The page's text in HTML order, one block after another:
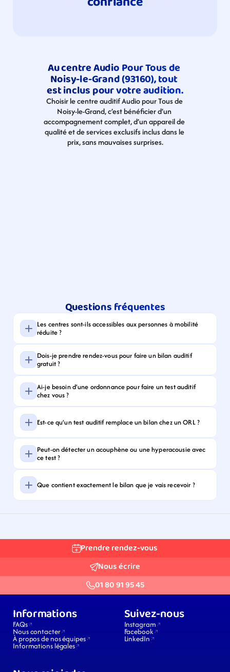
Au centre Audio Pour Tous de
Noisy-le-Grand (93160), tout
est inclus pour votre audition.
Choisir le centre auditif Audio pour Tous de
Noisy-le-Grand, c’est bénéficier d’un
accompagnement complet, d’un appareil de
qualité et de services exclusifs inclus dans le
prix, sans mauvaises surprises.
Questions fréquentes
Les centres sont-ils accessibles aux personnes à mobilité
réduite ?
Dois-je prendre rendez-vous pour faire un bilan auditif
gratuit ?
Ai-je besoin d’une ordonnance pour faire un test auditif
chez vous ?
Est-ce qu’un test auditif remplace un bilan chez un ORL ?
Peut-on détecter un acouphène ou une hyperacousie avec
ce test ?
Que contient exactement le bilan que je vais recevoir ?
Prendre rendez-vous
Nous écrire
01 80 91 95 45
Informations
FAQs
Nous contacter
À propos de nos équipes
Informations légales
Suivez-nous
Instagram
Facebook
LinkedIn